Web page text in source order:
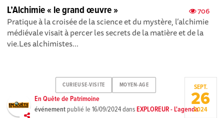
706
L’Alchimie « le grand œuvre »
Pratique à la croisée de la science et du mystère, l’alchimie
médiévale visait à percer les secrets de la matière et de la
vie.Les alchimistes...
CURIEUSE-VISITE MOYEN-AGE
En Quête de Patrimoine
événement publié le16/09/2024dansEXPLOREUR - L'agenda
SEPT.
26
2024